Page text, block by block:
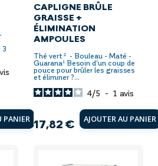
3
PANIER
CAPLIGNE BRÛLE
GRAISSE +
ÉLIMINATION
AMPOULES
Thé vert ² - Bouleau - Maté -
Guarana¹ Besoin d'un coup de
pouce pour brûler les graisses
et éliminer ?...
Prix
17,82 € AJOUTER AU PANIER
4/5 - 1 avis